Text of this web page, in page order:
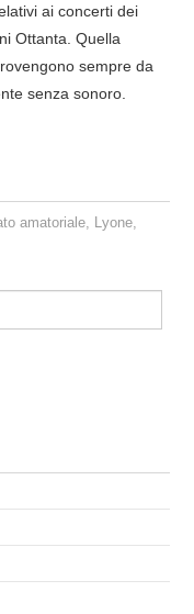
ai concerti dei
Ottanta. Quella
sempre da
senza sonoro.
amatoriale, Lyone,